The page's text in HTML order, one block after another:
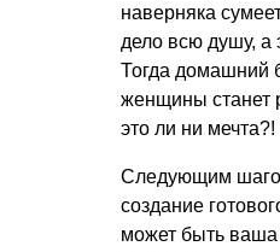
наверняка
дело всю душу, а
Тогда домашний
женщины станет
это ли ни мечта?!
Следующим
создание
может быть